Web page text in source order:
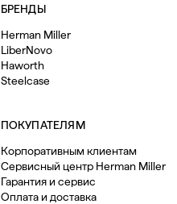
БРЕНДЫ
Herman Miller
LiberNovo
Haworth
Steelcase
ПОКУПАТЕЛЯМ
Корпоративным клиентам
Сервисный центр Herman Miller
Гарантия и сервис
Оплата и доставка